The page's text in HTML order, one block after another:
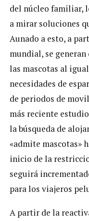
del núcleo familiar,
a mirar soluciones
Aunado a esto, a
mundial, se
las mascotas al
necesidades de
de periodos de
más reciente
la búsqueda de
«admite mascotas»
inicio de la
seguirá
para los viajeros
A partir de la